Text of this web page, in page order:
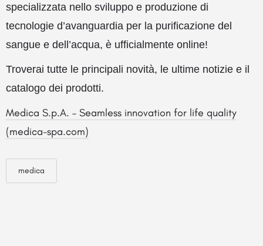
specializzata nello sviluppo e produzione di
tecnologie d’avanguardia per la purificazione del
sangue e dell’acqua, è ufficialmente online!
Troverai tutte le principali novità, le ultime notizie e il
catalogo dei prodotti.
Medica S.p.A. – Seamless innovation for life quality
(medica-spa.com)
medica